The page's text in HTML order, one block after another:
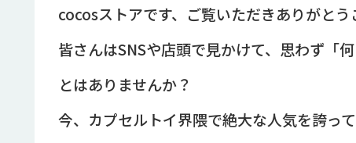
cocosストアです、ご覧いただきありがとう
皆さんはSNSや店頭で見かけて、思わず「
とはありませんか？
今、カプセルトイ界隈で絶大な人気を誇っ